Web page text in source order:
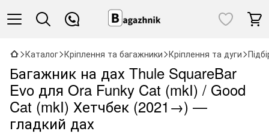
Каталог Кріплення та багажники Кріплення та дуги
Багажник на дах Thule SquareBar
Evo для Ora Funky Cat (mkI) / Good
Cat (mkI) Хетчбек (2021→) —
гладкий дах